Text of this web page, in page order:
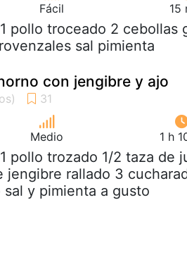
Fácil 15
pollo troceado 2 cebollas
sal pimienta
con jengibre y ajo
Medio 1 h
pollo trozado 1/2 taza de
jengibre rallado 3
y pimienta a gusto